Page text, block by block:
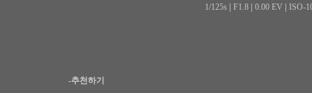
1/125s
F1.8 0.00 EV ISO-
-추천하기